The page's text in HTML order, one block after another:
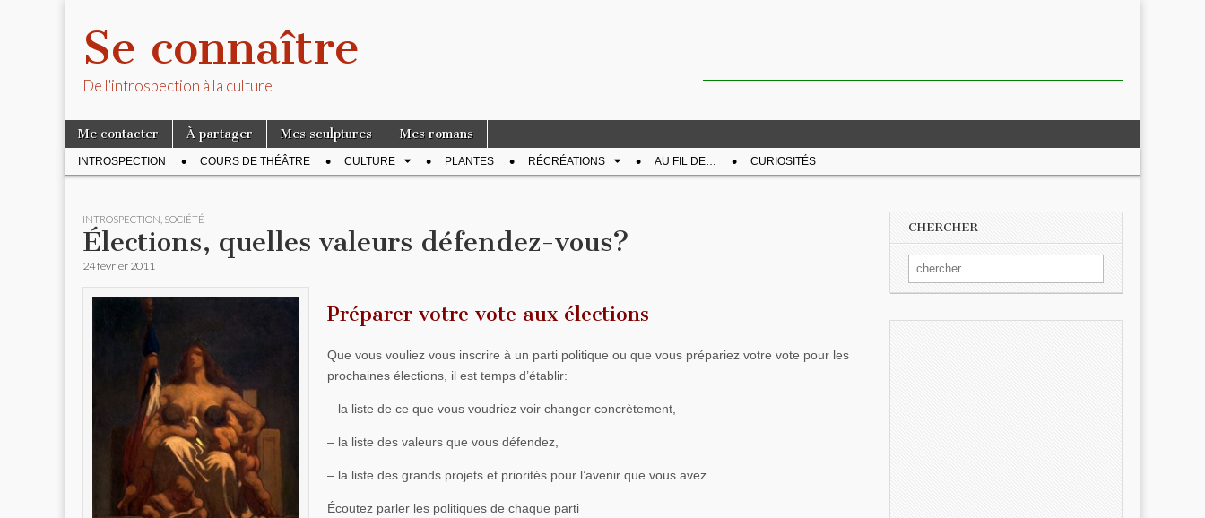
Se connaître
De l'introspection à la culture
Main menu
Skip to content
Me contacter À partager Mes sculptures Mes romans
Sub menu
INTROSPECTION COURS DE THÉÂTRE CULTURE PLANTES RÉCRÉATIONS AU FIL DE… CURIOSITÉS
INTROSPECTION SOCIÉTÉ
Élections, quelles valeurs défendez-vous?
24 février 2011
Préparer votre vote aux élections
Que vous vouliez vous inscrire à un parti politique ou que vous prépariez votre vote pour les
prochaines élections, il est temps d’établir:
– la liste de ce que vous voudriez voir changer concrètement,
– la liste des valeurs que vous défendez,
– la liste des grands projets et priorités pour l’avenir que vous avez.
Écoutez parler les politiques de chaque parti
CHERCHER
Search for: